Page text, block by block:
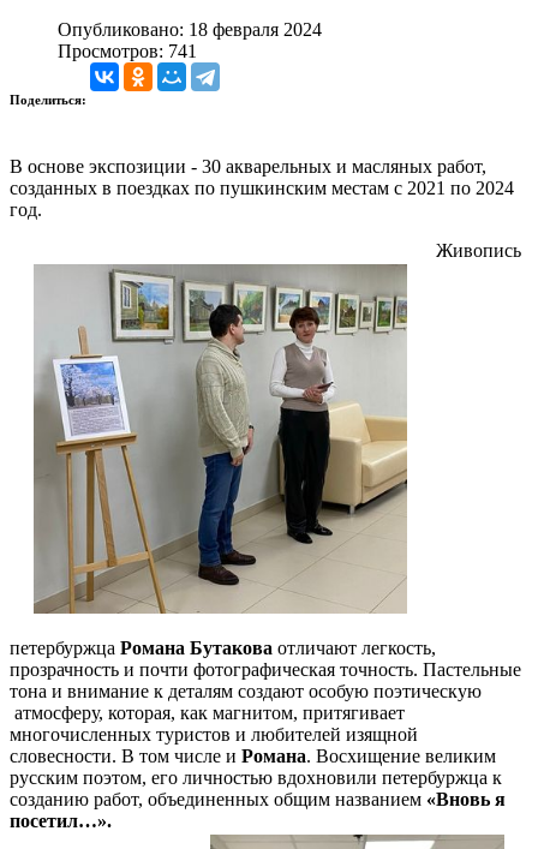
Опубликовано: 18 февраля 2024
Просмотров: 741
Поделиться:
В основе экспозиции - 30 акварельных и масляных работ,
созданных в поездках по пушкинским местам с 2021 по 2024
год.
Живопись
петербуржца Романа Бутакова отличают легкость,
прозрачность и почти фотографическая точность. Пастельные
тона и внимание к деталям создают особую поэтическую
атмосферу, которая, как магнитом, притягивает
многочисленных туристов и любителей изящной
словесности. В том числе и Романа. Восхищение великим
русским поэтом, его личностью вдохновили петербуржца к
созданию работ, объединенных общим названием «Вновь я
посетил…».